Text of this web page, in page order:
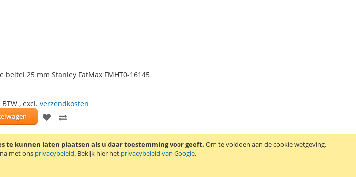
te kunnen laten plaatsen als u daar toestemming voor geeft. Om te voldoen aan de cookie wetgeving,
met ons privacybeleid. Bekijk hier het privacybeleid van Google.
beitel 25 mm Stanley FatMax FMHT0-16145
BTW , excl. verzendkosten
VOEG
TOE
AAN
OM
TE
beitel van Stanley is 25 mm breed en 238 mm lang. Het gewicht van deze Fatmax beitel is 260
verder